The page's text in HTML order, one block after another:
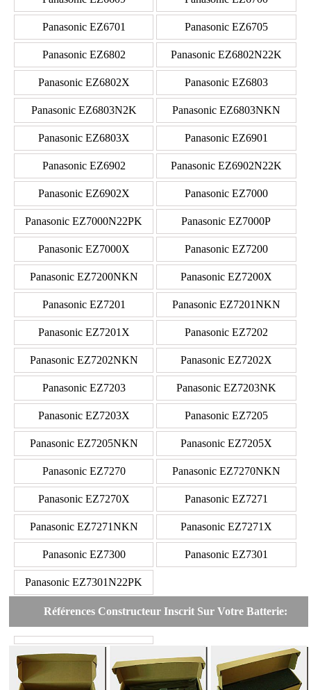
Panasonic EZ6701 Panasonic EZ6705
Panasonic EZ6802 Panasonic EZ6802N22K
Panasonic EZ6802X Panasonic EZ6803
Panasonic EZ6803N2K Panasonic EZ6803NKN
Panasonic EZ6803X Panasonic EZ6901
Panasonic EZ6902 Panasonic EZ6902N22K
Panasonic EZ6902X Panasonic EZ7000
Panasonic EZ7000N22PK Panasonic EZ7000P
Panasonic EZ7000X Panasonic EZ7200
Panasonic EZ7200NKN Panasonic EZ7200X
Panasonic EZ7201 Panasonic EZ7201NKN
Panasonic EZ7201X Panasonic EZ7202
Panasonic EZ7202NKN Panasonic EZ7202X
Panasonic EZ7203 Panasonic EZ7203NK
Panasonic EZ7203X Panasonic EZ7205
Panasonic EZ7205NKN Panasonic EZ7205X
Panasonic EZ7270 Panasonic EZ7270NKN
Panasonic EZ7270X Panasonic EZ7271
Panasonic EZ7271NKN Panasonic EZ7271X
Panasonic EZ7300 Panasonic EZ7301
Panasonic EZ7301N22PK
Références Constructeur Inscrit Sur Votre Batterie: